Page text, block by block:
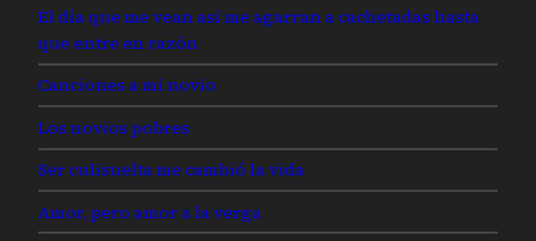
El día que me vean así me agarran a cachetadas hasta
que entre en razón
Canciones a mi novio
Los novios pobres
Ser culisuelta me cambió la vida
Amor, pero amor a la verga